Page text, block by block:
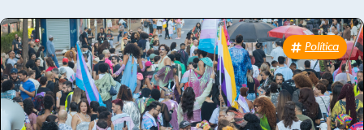
Política